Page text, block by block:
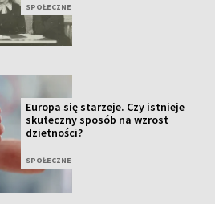
SPOŁECZNE
Europa się starzeje. Czy istnieje
skuteczny sposób na wzrost
dzietności?
SPOŁECZNE